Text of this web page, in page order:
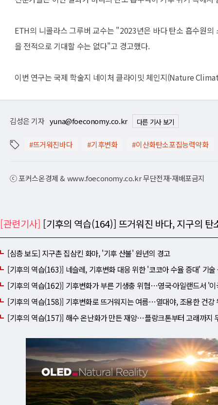
ETH의 니콜라스 그루버 교수는 "2023년은 바다 탄소 흡수원
을 전적으로 기대할 수는 없다"고 경고했다.
이번 연구는 국제 학술지 네이처 클라이밋 체인지(Nature
김성은 기자 yuna@foeconomy.co.kr 다른 기사 보기
#뜨거워진바다 #기후변화 #이산화탄소포집능력약화
ⓒ 포커스온경제 & www.foeconomy.co.kr 무단전재-재배포금지
[관련기사] [기후의 역습(164)] 뜨거워진 바다, 지구의
[심층 보도] 지구촌 집삼킨 화마, '기후 산불' 원년의 경고
[기후의 역습(163)] 네슬레, 기후변화 대응 위한 '코코아 수율 증대' 기술
[기후의 역습(162)] 기후변화가 부른 기생충 위협⋯영국·아일랜드서 '
[기후의 역습(158)] 기후변화로 뜨거워지는 여름⋯열대야, 조용한 건강
[기후의 역습(157)] 해수 온난화가 만든 재앙⋯플랑크톤부터 고래까지